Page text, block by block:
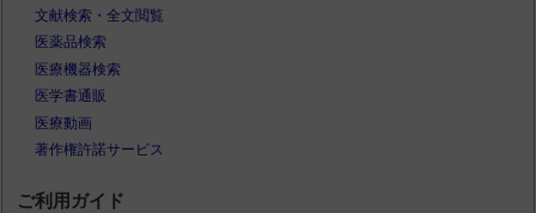
文献検索・全文閲覧
医薬品検索
医療機器検索
医学書通販
医療動画
著作権許諾サービス
ご利用ガイド